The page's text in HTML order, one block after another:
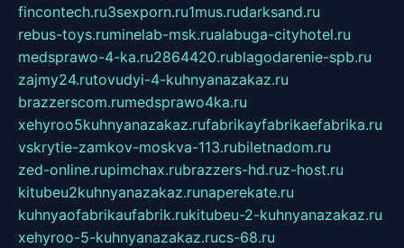
fincontech.ru3sexporn.ru1mus.rudarksand.ru
rebus-toys.ruminelab-msk.rualabuga-cityhotel.ru
medsprawo-4-ka.ru2864420.rublagodarenie-spb.ru
zajmy24.rutovudyi-4-kuhnyanazakaz.ru
brazzerscom.rumedsprawo4ka.ru
xehyroo5kuhnyanazakaz.rufabrikayfabrikaefabrika.ru
vskrytie-zamkov-moskva-113.rubiletnadom.ru
zed-online.rupimchax.rubrazzers-hd.ruz-host.ru
kitubeu2kuhnyanazakaz.runaperekate.ru
kuhnyaofabrikaufabrik.rukitubeu-2-kuhnyanazakaz.ru
xehyroo-5-kuhnyanazakaz.rucs-68.ru